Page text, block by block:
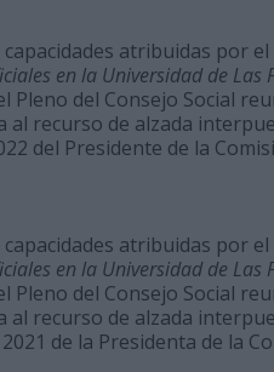
atribuidas por
en la Universidad de Las
del Consejo Social
recurso de alzada
del Presidente de la
atribuidas por
en la Universidad de Las
del Consejo Social
recurso de alzada
de la Presidenta de la